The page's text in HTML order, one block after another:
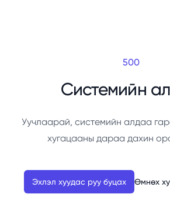
500
Системийн
Уучлаарай, системийн алдаа
хугацааны дараа дахин
Эхлэл хуудас руу буцах Өмнөх